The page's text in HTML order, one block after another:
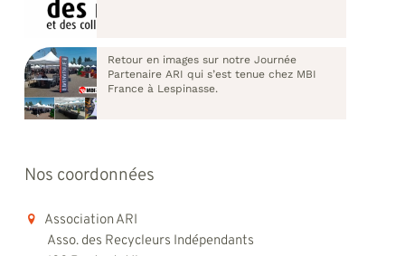
Retour en images sur notre Journée
Partenaire ARI qui s’est tenue chez MBI
France à Lespinasse.
Nos coordonnées
Association ARI
Asso. des Recycleurs Indépendants